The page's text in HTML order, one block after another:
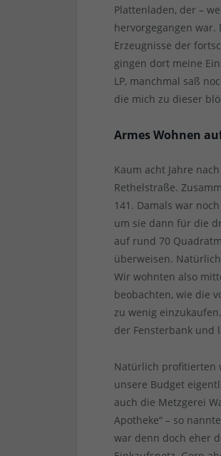
Plattenladen, der –
hervorgegangen
Erzeugnisse der
gingen dort meine
LP, manchmal saß
die mich zu dieser
Armes Wohnen
Kaum acht Jahre
Rethelstraße.
141. Damals war
um sie dann für die
auf rund 70
überweisen.
Wir wohnten also
beobachten, wie die
zu wenig
der Fensterbank und
Natürlich profitierten
unsere Budget
auch die Metzgerei
Apotheke“ – so
war denn doch eher